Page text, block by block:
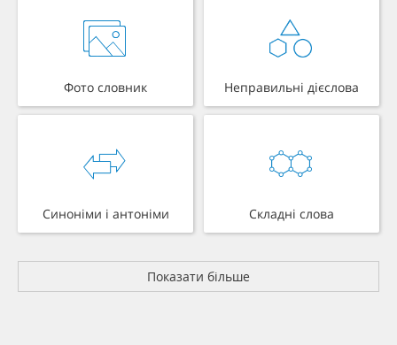
Фото словник Неправильні дієслова
Синоніми і антоніми Складні слова
Показати більше